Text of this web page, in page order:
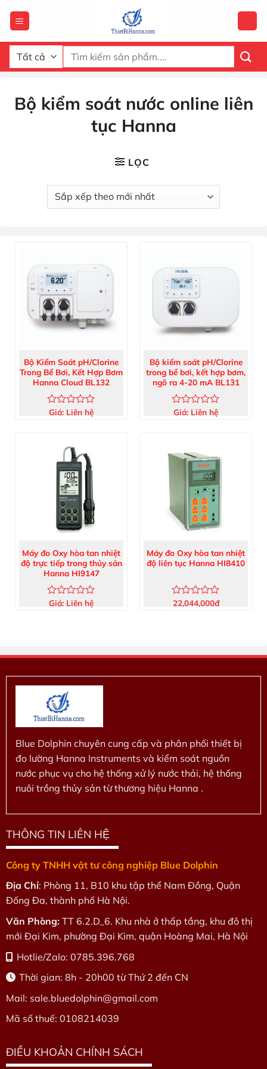
đến
dung
Tìm
kiếm:
Bộ kiểm soát nước online liên
tục Hanna
LỌC
Bộ Kiểm Soát pH/Clorine
Trong Bể Bơi, Kết Hợp Bơm
Hanna Cloud BL132
Được
sao
Giá: Liên hệ
Bộ kiểm soát pH/Clorine
trong bể bơi, kết hợp bơm,
ngõ ra 4-20 mA BL131
Được
5
sao
Giá: Liên hệ
Máy đo Oxy hòa tan nhiệt
độ trực tiếp trong thủy sản
Hanna HI9147
Được
Giá: Liên hệ
Máy đo Oxy hòa tan nhiệt
độ liên tục Hanna HI8410
Được
22,044,000đ
Blue Dolphin chuyên cung cấp và phân phối thiết bị
đo lường Hanna Instruments và kiểm soát nguồn
nước phục vụ cho hệ thống xử lý nước thải, hệ thống
nuôi trồng thủy sản từ thương hiệu Hanna .
THÔNG TIN LIÊN HỆ
Công ty TNHH vật tư công nghiệp Blue Dolphin
Địa Chỉ: Phòng 11, B10 khu tập thể Nam Đồng, Quận
Đống Đa, thành phố Hà Nội.
Văn Phòng:TT 6.2.D_6. Khu nhà ở thấp tầng, khu đô thị
mới Đại Kim, phường Đại Kim, quận Hoàng Mai, Hà Nội
Hotlie/Zalo: 0785.396.768
Thời gian: 8h - 20h00 từ Thứ 2 đến CN
Mail: sale.bluedolphin@gmail.com
Mã số thuế: 0108214039
ĐIỀU KHOẢN CHÍNH SÁCH